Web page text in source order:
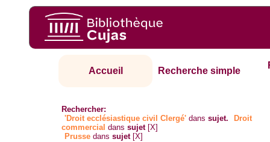
Accueil Recherche simple
Rechercher:
'Droit ecclésiastique civil Clergé' danssujet.
Droit
commercial danssujet [X]
Prusse danssujet [X]